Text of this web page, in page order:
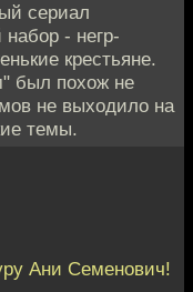
сериал
- негр-
крестьяне.
был похож не
не выходило на
темы.
Ани Семенович!